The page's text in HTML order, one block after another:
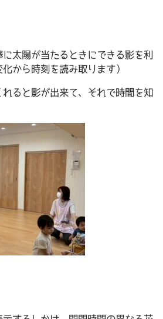
に太陽が当たるときにできる影を利
から時刻を読み取ります）
れると影が出来て、それで時間を知